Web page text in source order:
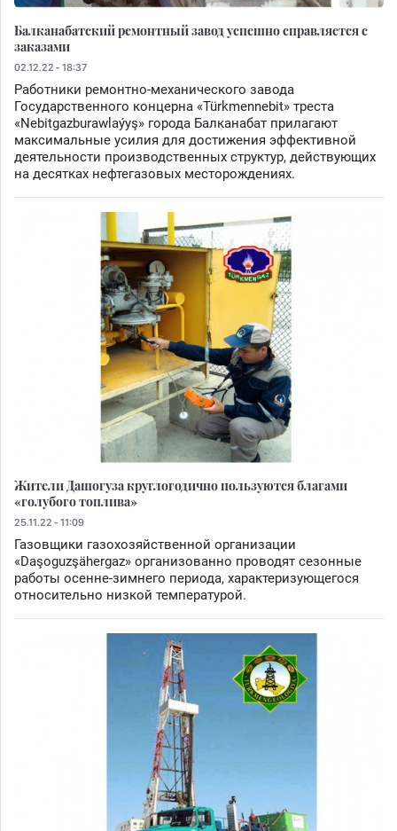
Балканабатский ремонтный завод успешно справляется с
заказами
02.12.22 - 18:37
Работники ремонтно-механического завода
Государственного концерна «Türkmennebit» треста
«Nebitgazburawlaýyş» города Балканабат прилагают
максимальные усилия для достижения эффективной
деятельности производственных структур, действующих
на десятках нефтегазовых месторождениях.
Жители Дашогуза круглогодично пользуются благами
«голубого топлива»
25.11.22 - 11:09
Газовщики газохозяйственной организации
«Daşoguzşähergaz» организованно проводят сезонные
работы осенне-зимнего периода, характеризующегося
относительно низкой температурой.